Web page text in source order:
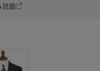
詳細